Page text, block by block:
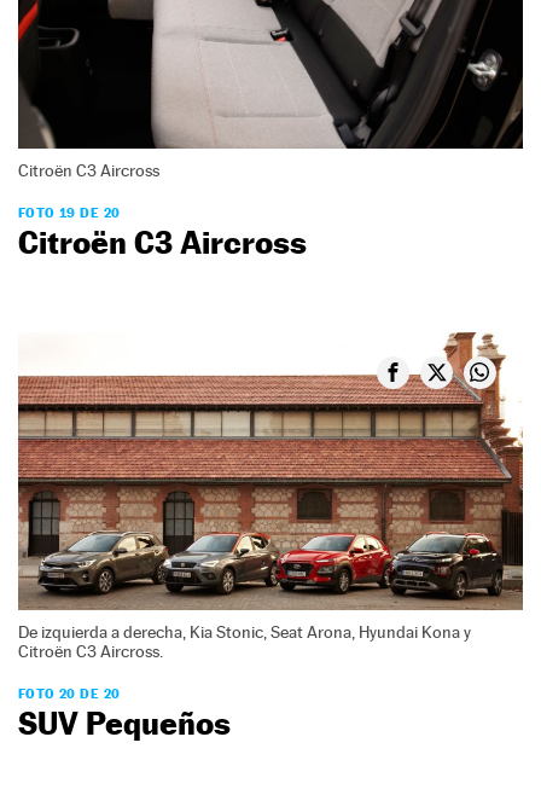
Citroën C3 Aircross
FOTO 19 DE 20
Citroën C3 Aircross
De izquierda a derecha, Kia Stonic, Seat Arona, Hyundai Kona y
Citroën C3 Aircross.
FOTO 20 DE 20
SUV Pequeños